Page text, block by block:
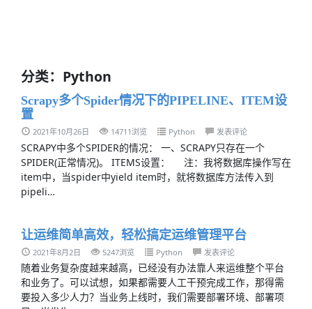
分类：Python
Scrapy多个Spider情况下的PIPELINE、ITEM设
置
2021年10月26日 14711浏览 Python 发表评论
SCRAPY中多个SPIDER的情况： 一、SCRAPY只存在一个
SPIDER(正常情况)。 ITEMS设置： 注：我将数据库操作写在
item中，当spider中yield item时，就将数据库方法传入到
pipeli…
让运维简单高效，轻松搞定运维管理平台
2021年8月2日 5247浏览 Python 发表评论
随着业务复杂度越来越高，已经没有办法靠人来运维整个平台
和业务了。可以试想，如果都需要人工干预完成工作，那得需
要投入多少人力？当业务上线时，我们需要部署环境、部署项